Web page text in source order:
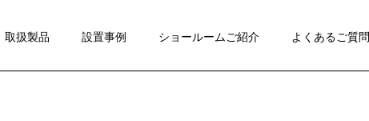
取扱製品 設置事例 ショールームご紹介 よくあるご質問